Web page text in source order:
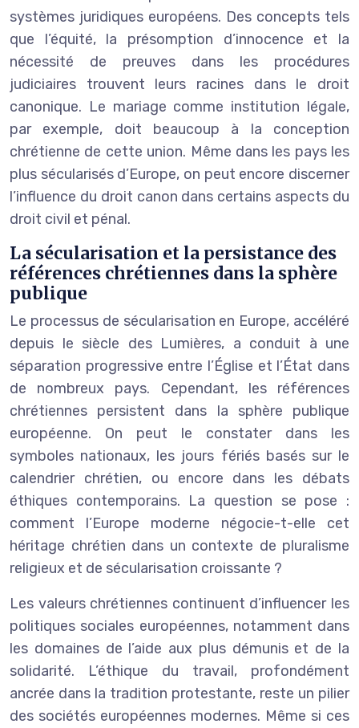
systèmes juridiques européens. Des concepts tels
que l’équité, la présomption d’innocence et la
nécessité de preuves dans les procédures
judiciaires trouvent leurs racines dans le droit
canonique. Le mariage comme institution légale,
par exemple, doit beaucoup à la conception
chrétienne de cette union. Même dans les pays les
plus sécularisés d’Europe, on peut encore discerner
l’influence du droit canon dans certains aspects du
droit civil et pénal.
La sécularisation et la persistance des
références chrétiennes dans la sphère
publique
Le processus de sécularisation en Europe, accéléré
depuis le siècle des Lumières, a conduit à une
séparation progressive entre l’Église et l’État dans
de nombreux pays. Cependant, les références
chrétiennes persistent dans la sphère publique
européenne. On peut le constater dans les
symboles nationaux, les jours fériés basés sur le
calendrier chrétien, ou encore dans les débats
éthiques contemporains. La question se pose :
comment l’Europe moderne négocie-t-elle cet
héritage chrétien dans un contexte de pluralisme
religieux et de sécularisation croissante ?
Les valeurs chrétiennes continuent d’influencer les
politiques sociales européennes, notamment dans
les domaines de l’aide aux plus démunis et de la
solidarité. L’éthique du travail, profondément
ancrée dans la tradition protestante, reste un pilier
des sociétés européennes modernes. Même si ces